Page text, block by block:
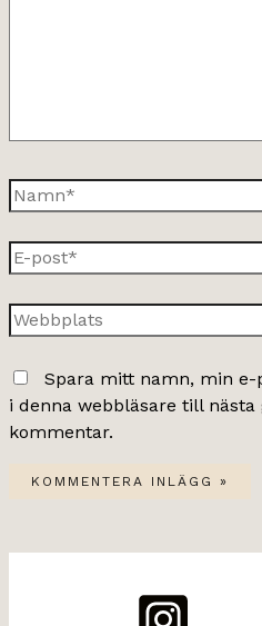
Namn*
E-
post*
Webbplats
Spara mitt namn, min e-
i denna webbläsare till nästa
kommentar.